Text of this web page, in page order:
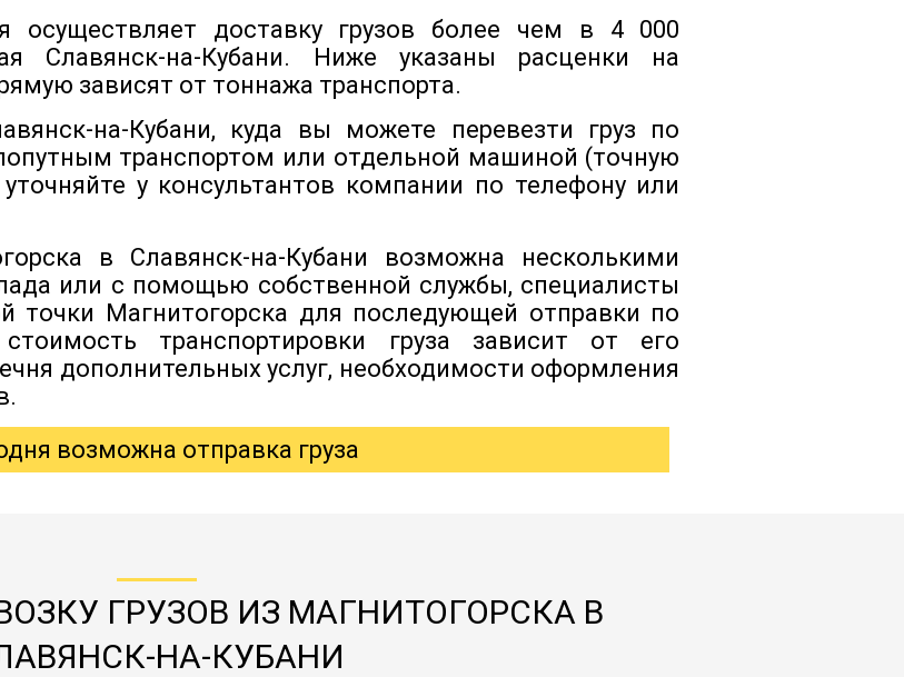
Новости
Документы
Контакты
осуществляет доставку грузов более чем в 4 000
Славянск-на-Кубани. Ниже указаны расценки на
зависят от тоннажа транспорта.
на-Кубани, куда вы можете перевезти груз по
транспортом или отдельной машиной (точную
у консультантов компании по телефону или
в Славянск-на-Кубани возможна несколькими
или с помощью собственной службы, специалисты
точки Магнитогорска для последующей отправки по
транспортировки груза зависит от его
дополнительных услуг, необходимости оформления
возможна отправка груза
ГРУЗОВ ИЗ МАГНИТОГОРСКА В
НА-КУБАНИ